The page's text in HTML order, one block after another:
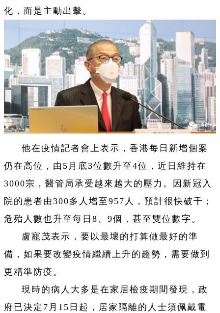
化，而是主動出擊。
他在疫情記者會上表示，香港每日新增個案
仍在高位，由5月底3位數升至4位，近日維持在
3000宗，醫管局承受越來越大的壓力。因新冠入
院的患者由300多人增至957人，預計很快破千；
危殆人數也升至每日8、9個，甚至雙位數字。
盧寵茂表示，要以最壞的打算做最好的準
備，如果要改變疫情繼續上升的趨勢，需要做到
更精準防疫。
現時的病人大多是在家居檢疫期間發現，政
府已決定7月15日起，居家隔離的人士須佩戴電